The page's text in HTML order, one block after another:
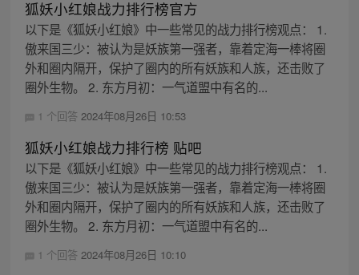
狐妖小红娘战力排行榜官方
以下是《狐妖小红娘》中一些常见的战力排行榜观点： 1.
傲来国三少：被认为是妖族第一强者，靠着定海一棒将圈
外和圈内隔开，保护了圈内的所有妖族和人族，还击败了
圈外生物。 2. 东方月初：一气道盟中有名的...
1 个回答 2024年08月26日 10:53
狐妖小红娘战力排行榜 贴吧
以下是《狐妖小红娘》中一些常见的战力排行榜观点： 1.
傲来国三少：被认为是妖族第一强者，靠着定海一棒将圈
外和圈内隔开，保护了圈内的所有妖族和人族，还击败了
圈外生物。 2. 东方月初：一气道盟中有名的...
1 个回答 2024年08月26日 10:10